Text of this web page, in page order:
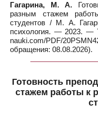
Гагарина, М. А.
разным стажем
студентов / М. А.
психология. — 2023.
nauki.com/PDF/
обращения: 08.08.2026).
Готовность
стажем работы к